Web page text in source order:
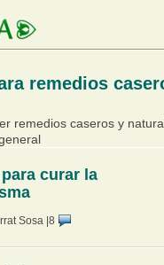
remedios
remedios caseros y
curar la
Sosa | 8